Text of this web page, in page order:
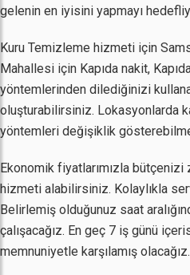
gelenin en iyisini yapmayı
Kuru Temizleme hizmeti için
Mahallesi için Kapıda nakit,
yöntemlerinden dilediğinizi
oluşturabilirsiniz. Lokasyonlarda
yöntemleri değişiklik
Ekonomik fiyatlarımızla
hizmeti alabilirsiniz. Kolaylıkla
Belirlemiş olduğunuz saat
çalışacağız. En geç 7 iş günü
memnuniyetle karşılamış olacağız.